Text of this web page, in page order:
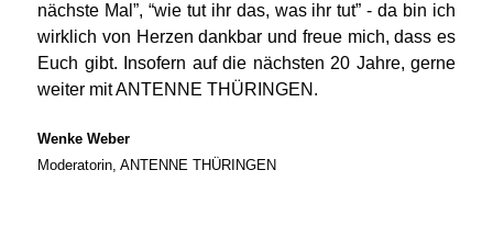
nächste Mal”, “wie tut ihr das, was ihr tut” - da bin ich
wirklich von Herzen dankbar und freue mich, dass es
Euch gibt. Insofern auf die nächsten 20 Jahre, gerne
weiter mit ANTENNE THÜRINGEN.
Wenke Weber
Moderatorin, ANTENNE THÜRINGEN